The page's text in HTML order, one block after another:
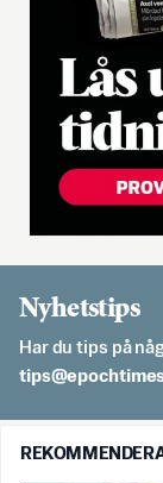
Nyhetstips
Har du tips på